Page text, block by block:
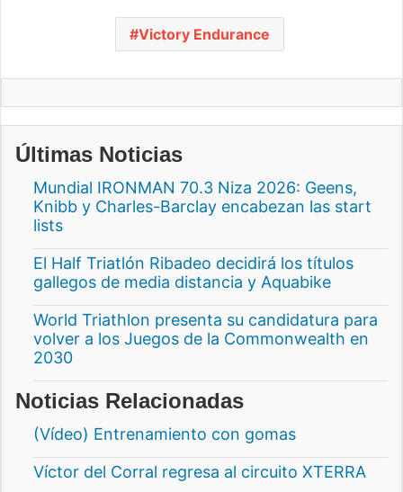
Victory Endurance
Últimas Noticias
Mundial IRONMAN 70.3 Niza 2026: Geens,
Knibb y Charles-Barclay encabezan las start
lists
El Half Triatlón Ribadeo decidirá los títulos
gallegos de media distancia y Aquabike
World Triathlon presenta su candidatura para
volver a los Juegos de la Commonwealth en
2030
Noticias Relacionadas
(Vídeo) Entrenamiento con gomas
Víctor del Corral regresa al circuito XTERRA